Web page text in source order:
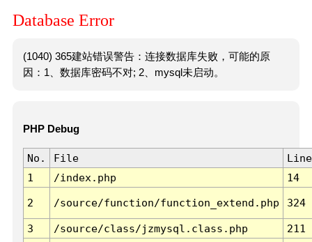
Database Error
(1040) 365建站错误警告：连接数据库失败，可能的原
因：1、数据库密码不对; 2、mysql未启动。
PHP Debug
No. File
Line
1
/index.php 14
2 /source/function/function_extend.php 324
3 /source/class/jzmysql.class.php
211